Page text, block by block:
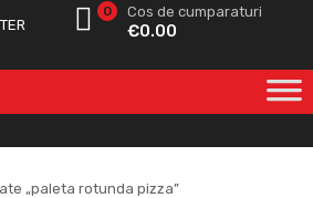
Cos de cumparaturi
€0.00
0
„paleta rotunda pizza”